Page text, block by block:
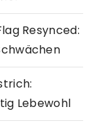
Resynced:
Lebewohl